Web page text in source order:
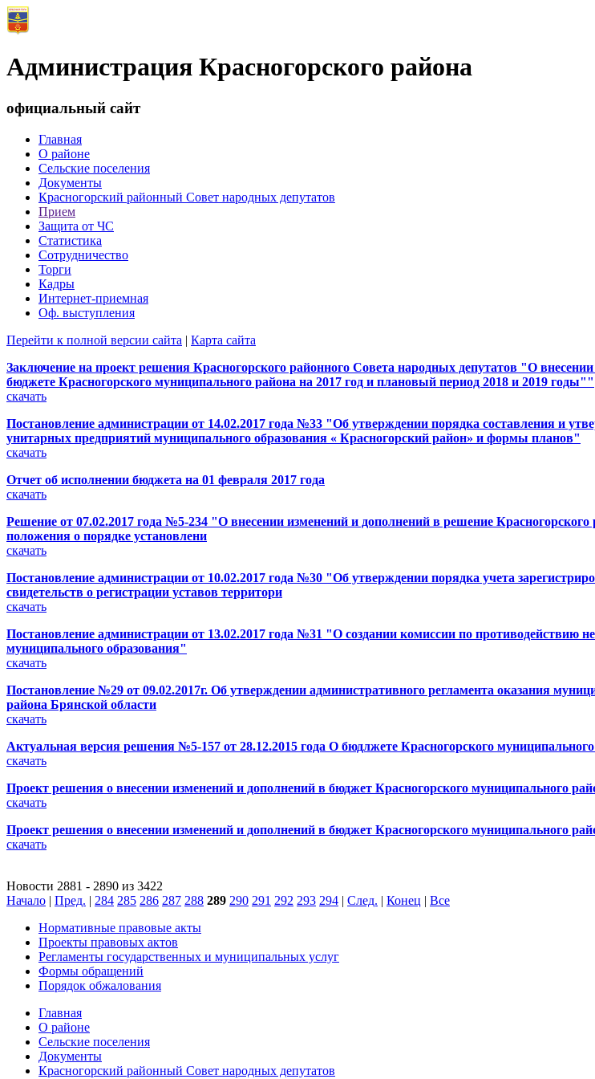
Администрация Красногорского района
официальный сайт
Главная
О районе
Сельские поселения
Документы
Красногорский районный Совет народных депутатов
Прием
Защита от ЧС
Статистика
Сотрудничество
Торги
Кадры
Интернет-приемная
Оф. выступления
Перейти к полной версии сайта | Карта сайта
Заключение на проект решения Красногорского районного Совета народных депутатов "О
бюджете Красногорского муниципального района на 2017 год и плановый период 2018 и 2019 годы""
скачать
Постановление администрации от 14.02.2017 года №33 "Об утверждении порядка составления и
унитарных предприятий муниципального образования « Красногорский район» и формы планов"
скачать
Отчет об исполнении бюджета на 01 февраля 2017 года
скачать
Решение от 07.02.2017 года №5-234 "О внесении изменений и дополнений в решение
положения о порядке установлени
скачать
Постановление администрации от 10.02.2017 года №30 "Об утверждении порядка учета
свидетельств о регистрации уставов территори
скачать
Постановление администрации от 13.02.2017 года №31 "О создании комиссии по противодействию
муниципального образования"
скачать
Постановление №29 от 09.02.2017г. Об утверждении административного регламента оказания
района Брянской области
скачать
Актуальная версия решения №5-157 от 28.12.2015 года О бюдлжете Красногорского муниципального
скачать
Проект решения о внесении изменений и дополнений в бюджет Красногорского муниципального
скачать
Проект решения о внесении изменений и дополнений в бюджет Красногорского муниципального
скачать
Новости 2881 - 2890 из 3422
Начало | Пред. | 284 285 286 287 288 289 290 291 292 293 294 | След. | Конец | Все
Нормативные правовые акты
Проекты правовых актов
Регламенты государственных и муниципальных услуг
Формы обращений
Порядок обжалования
Главная
О районе
Сельские поселения
Документы
Красногорский районный Совет народных депутатов